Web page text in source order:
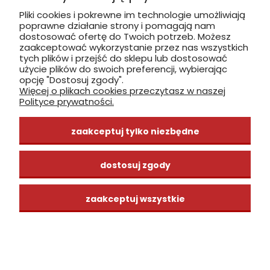
inwazji kleszczy może być konieczne użycie
specjalistycznych preparatów.
Jak skutecznie usunąć kleszcza?
Ekspert wyjaśnia!
Czy wiesz, jak niebezpieczne mogą być ukąszenia
kleszczy i jakie choroby przenoszą te małe, ale groźne
pajęczaki? Co zrobić, gdy znajdziesz kleszcza wbitego w
skórę? Odpowiedzi na te pytania znajdziesz w programie
, gdzie ekspertEryk Połeć z firmy ERPOL
szczegółowo omawia temat usuwania kleszczy i
zapobiegania ich ukąszeniom.
Dowiesz się, jak prawidłowo i bezpiecznie usunąć kleszcza,
ważnej wiedzy – dołącz do naszej społeczności na
YouTube, subskrybuj kanał i bądź zawsze przygotowany
Pliki cookies i pokrewne im technologie umożliwiają
poprawne działanie strony i pomagają nam
dostosować ofertę do Twoich potrzeb. Możesz
zaakceptować wykorzystanie przez nas wszystkich
tych plików i przejść do sklepu lub dostosować
użycie plików do swoich preferencji, wybierając
opcję "Dostosuj zgody".
Więcej o plikach cookies przeczytasz w naszej
Polityce prywatności.
zaakceptuj tylko niezbędne
dostosuj zgody
zaakceptuj wszystkie